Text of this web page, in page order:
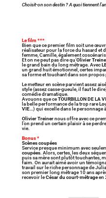
Choisit-on son destin ? A quoi tiennent
Le film ***
Bien que ce premier film soit une
réalisateur pour la force du hasard et
femme, Camille, également
Et on ne peut pas dire qu’Olivier
le grand bain du long métrage. Avec
un grand huit émotionnel, certes
sa forme et touchant dans son
Le metteur en scène parvient assez
style (assez casse-gueule, il faut le
comédie dramatique.
Avouons que ceTOURBILLON DE LA
la belle performance de la trop rare
VIE…) qui excelle dans le personnage
Olivier Treinernous offre avec ce
l’on prend un certain plaisir à se
vie.
Bonus *
Scènes coupées
Service presque minimum avec
coupées. Alors, certes, les deux
puis sa mère sont plutôt touchantes,
faim. On aurait aimé avoir un
travail sur le riche personnage de
son premier long métrage 10 ans
recevoir leCésar du court-métrageen